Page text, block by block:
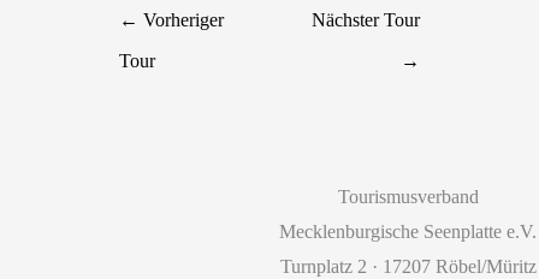
← Vorheriger
Tour
Nächster Tour
→
Tourismusverband
Mecklenburgische Seenplatte e.V.
Turnplatz 2 · 17207 Röbel/Müritz